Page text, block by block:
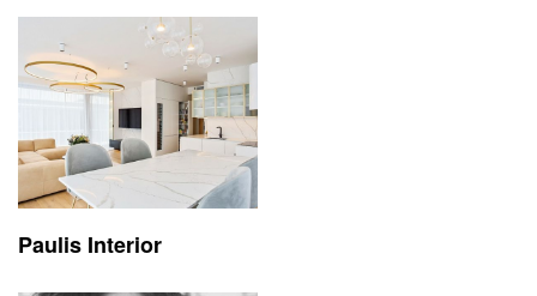
Paulis Interior